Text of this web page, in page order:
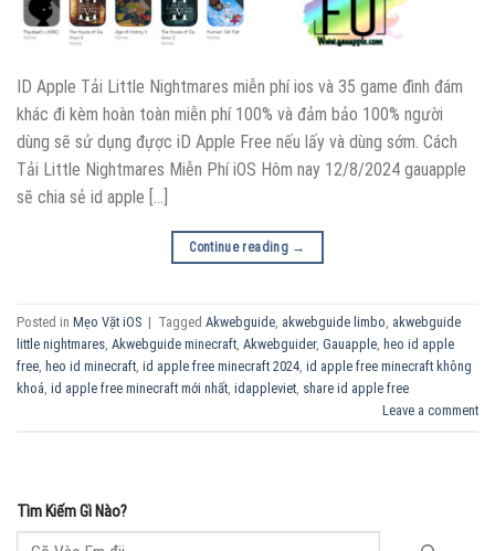
ID Apple Tải Little Nightmares miễn phí ios và 35 game đình đám
khác đi kèm hoàn toàn miễn phí 100% và đảm bảo 100% người
dùng sẽ sử dụng đựợc iD Apple Free nếu lấy và dùng sớm. Cách
Tải Little Nightmares Miễn Phí iOS Hôm nay 12/8/2024 gauapple
sẽ chia sẻ id apple […]
Continue reading →
Posted in Mẹo Vặt iOS | Tagged Akwebguide, akwebguide limbo, akwebguide
little nightmares, Akwebguide minecraft, Akwebguider, Gauapple, heo id apple
free, heo id minecraft, id apple free minecraft 2024, id apple free minecraft không
khoá, id apple free minecraft mới nhất, idappleviet, share id apple free
Leave a comment
Tìm Kiếm Gì Nào?